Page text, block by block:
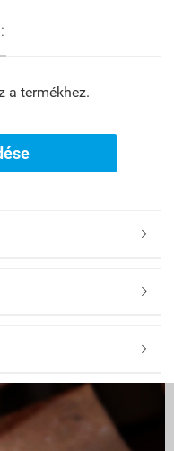
a termékhez.


